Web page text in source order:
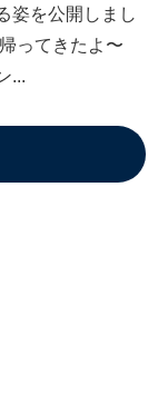
姿を公開しまし
ってきたよ〜
...